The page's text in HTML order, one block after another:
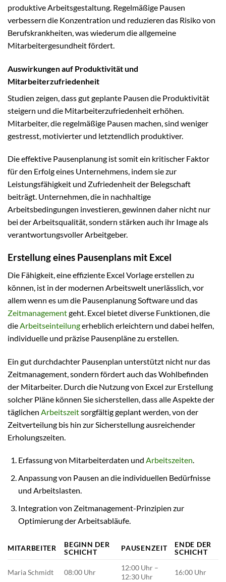
produktive Arbeitsgestaltung. Regelmäßige Pausen
verbessern die Konzentration und reduzieren das Risiko von
Berufskrankheiten, was wiederum die allgemeine
Mitarbeitergesundheit fördert.
Auswirkungen auf Produktivität und
Mitarbeiterzufriedenheit
Studien zeigen, dass gut geplante Pausen die Produktivität
steigern und die Mitarbeiterzufriedenheit erhöhen.
Mitarbeiter, die regelmäßige Pausen machen, sind weniger
gestresst, motivierter und letztendlich produktiver.
Die effektive Pausenplanung ist somit ein kritischer Faktor
für den Erfolg eines Unternehmens, indem sie zur
Leistungsfähigkeit und Zufriedenheit der Belegschaft
beiträgt. Unternehmen, die in nachhaltige
Arbeitsbedingungen investieren, gewinnen daher nicht nur
bei der Arbeitsqualität, sondern stärken auch ihr Image als
verantwortungsvoller Arbeitgeber.
Erstellung eines Pausenplans mit Excel
Die Fähigkeit, eine effiziente Excel Vorlage erstellen zu
können, ist in der modernen Arbeitswelt unerlässlich, vor
allem wenn es um die Pausenplanung Software und das
Zeitmanagementgeht. Excel bietet diverse Funktionen, die
dieArbeitseinteilungerheblich erleichtern und dabei helfen,
individuelle und präzise Pausenpläne zu erstellen.
Ein gut durchdachter Pausenplan unterstützt nicht nur das
Zeitmanagement, sondern fördert auch das Wohlbefinden
der Mitarbeiter. Durch die Nutzung von Excel zur Erstellung
solcher Pläne können Sie sicherstellen, dass alle Aspekte der
täglichen Arbeitszeitsorgfältig geplant werden, von der
Zeitverteilung bis hin zur Sicherstellung ausreichender
Erholungszeiten.
Erfassung von Mitarbeiterdaten und Arbeitszeiten.
Anpassung von Pausen an die individuellen Bedürfnisse
und Arbeitslasten.
Integration von Zeitmanagement-Prinzipien zur
Optimierung der Arbeitsabläufe.
MITARBEITER
BEGINN DER
SCHICHT
PAUSENZEIT
ENDE DER
SCHICHT
Maria Schmidt 08:00 Uhr
12:00 Uhr –
12:30 Uhr
16:00 Uhr